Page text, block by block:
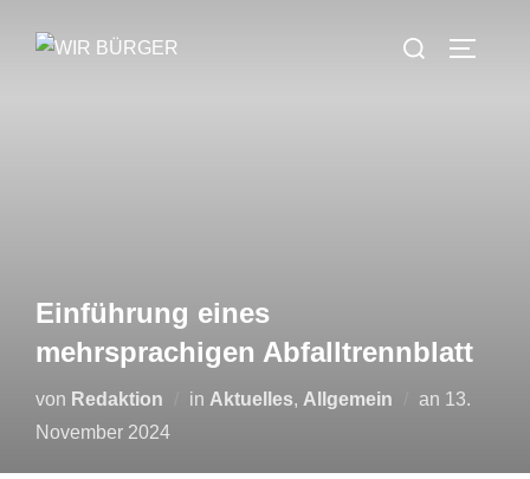
Inhalt
Suchen
Einführung eines
mehrsprachigen Abfalltrennblatt
von Redaktion in Aktuelles, Allgemein an 13.
November 2024